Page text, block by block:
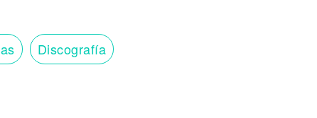
Discografía